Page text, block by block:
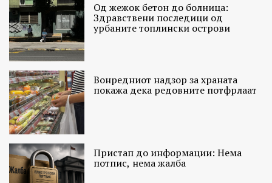
Од жежок бетон до болница:
Здравствени последици од
урбаните топлински острови
Вонредниот надзор за храната
покажа дека редовните потфрлаат
Пристап до информации: Нема
потпис, нема жалба